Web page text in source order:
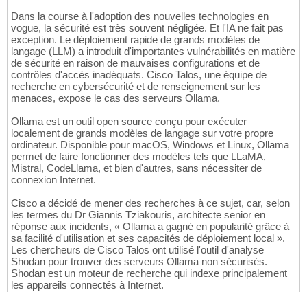
Dans la course à l'adoption des nouvelles technologies en
vogue, la sécurité est très souvent négligée. Et l'IA ne fait pas
exception. Le déploiement rapide de grands modèles de
langage (LLM) a introduit d'importantes vulnérabilités en matière
de sécurité en raison de mauvaises configurations et de
contrôles d'accès inadéquats. Cisco Talos, une équipe de
recherche en cybersécurité et de renseignement sur les
menaces, expose le cas des serveurs Ollama.
Ollama est un outil open source conçu pour exécuter
localement de grands modèles de langage sur votre propre
ordinateur. Disponible pour macOS, Windows et Linux, Ollama
permet de faire fonctionner des modèles tels que LLaMA,
Mistral, CodeLlama, et bien d'autres, sans nécessiter de
connexion Internet.
Cisco a décidé de mener des recherches à ce sujet, car, selon
les termes du Dr Giannis Tziakouris, architecte senior en
réponse aux incidents, « Ollama a gagné en popularité grâce à
sa facilité d'utilisation et ses capacités de déploiement local ».
Les chercheurs de Cisco Talos ont utilisé l'outil d'analyse
Shodan pour trouver des serveurs Ollama non sécurisés.
Shodan est un moteur de recherche qui indexe principalement
les appareils connectés à Internet.